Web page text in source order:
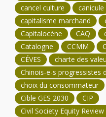
cancel culture
canicule
capitalisme marchand
Capitalocène
CAQ
Catalogne
CCMM
CÉVES
charte des
Chinois-e-s progressistes
choix du consommateur
Cible GES 2030
CIP
Civil Society Equity